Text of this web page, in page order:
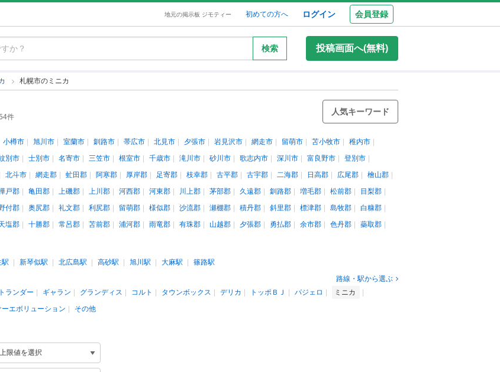
地元の掲示板 ジモティー 初めての方へ ログイン 会員登録
検索 投稿画面へ(無料)
札幌市のミニカ
件
人気キーワード
小樽市 旭川市 室蘭市 釧路市 帯広市 北見市 夕張市 岩見沢市 網走市 留萌市 苫小牧市
稚内市
別市 士別市 名寄市 三笠市 根室市 千歳市 滝川市 砂川市 歌志内市 深川市 富良野市
登別市
北斗市 網走郡 虻田郡 阿寒郡 厚岸郡 足寄郡 枝幸郡 古平郡 古宇郡 二海郡 日高郡 広尾郡
檜山郡
戸郡 亀田郡 上磯郡 上川郡 河西郡 河東郡 川上郡 茅部郡 久遠郡 釧路郡 増毛郡 松前郡
目梨郡
付郡 奥尻郡 礼文郡 利尻郡 留萌郡 様似郡 沙流郡 瀬棚郡 積丹郡 斜里郡 標津郡 島牧郡
白糠郡
塩郡 十勝郡 常呂郡 苫前郡 浦河郡 雨竜郡 有珠郡 山越郡 夕張郡 勇払郡 余市郡 色丹郡
蘂取郡
駅 新琴似駅 北広島駅 高砂駅 旭川駅 大麻駅
篠路駅
路線・駅から選ぶ
ランダー ギャラン グランディス コルト タウンボックス デリカ トッポＢＪ パジェロ
ミニカ
ーエボリューション その他